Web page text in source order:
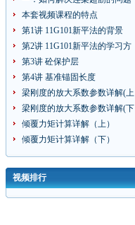
本套视频课程的特点
第1讲 11G101新平法的背景
第2讲 11G101新平法的学习方
第3讲 砼保护层
第4讲 基准锚固长度
梁刚度的放大系数参数详解(上
梁刚度的放大系数参数详解(下
倾覆力矩计算详解（上）
倾覆力矩计算详解（下）
视频排行